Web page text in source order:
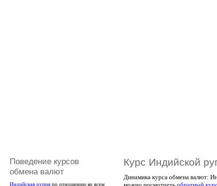
Поведение курсов
обмена валют
Индийская рупия по отношению ко всем
Курс Индийской
Динамика курса обмена валют: